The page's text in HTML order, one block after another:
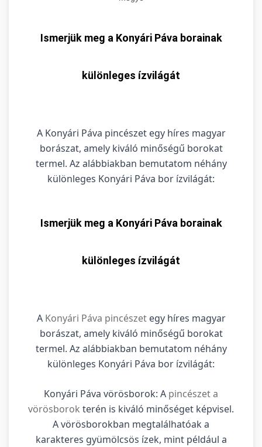
Ismerjük meg a Konyári Páva borainak
különleges ízvilágát
A Konyári Páva pincészet egy híres magyar
borászat, amely kiváló minőségű borokat
termel. Az alábbiakban bemutatom néhány
különleges Konyári Páva bor ízvilágát:
Ismerjük meg a Konyári Páva borainak
különleges ízvilágát
A Konyári Páva pincészetegy híres magyar
borászat, amely kiváló minőségű borokat
termel. Az alábbiakban bemutatom néhány
különleges Konyári Páva bor ízvilágát:
Konyári Páva vörösborok: A pincészet a
vörösborok terén is kiváló minőséget képvisel.
A vörösborokban megtalálhatóak a
karakteres gyümölcsös ízek, mint például a